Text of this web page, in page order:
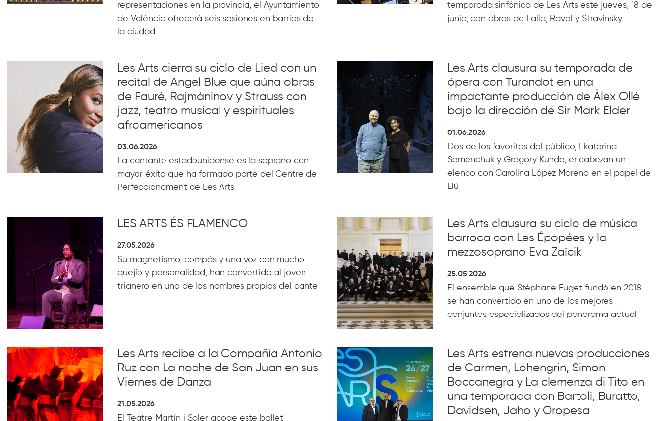
representaciones en la provincia, el Ayuntamiento
de València ofrecerá seis sesiones en barrios de
la ciudad
temporada sinfónica de Les Arts este jueves, 18 de
junio, con obras de Falla, Ravel y Stravinsky
Les Arts cierra su ciclo de Lied con un
recital de Angel Blue que aúna obras
de Fauré, Rajmáninov y Strauss con
jazz, teatro musical y espirituales
afroamericanos
03.06.2026
La cantante estadounidense es la soprano con
mayor éxito que ha formado parte del Centre de
Perfeccionament de Les Arts
Les Arts clausura su temporada de
ópera con Turandot en una
impactante producción de Àlex Ollé
bajo la dirección de Sir Mark Elder
01.06.2026
Dos de los favoritos del público, Ekaterina
Semenchuk y Gregory Kunde, encabezan un
elenco con Carolina López Moreno en el papel de
Liù
LES ARTS ÉS FLAMENCO
27.05.2026
Su magnetismo, compás y una voz con mucho
quejío y personalidad, han convertido al joven
trianero en uno de los nombres propios del cante
Les Arts clausura su ciclo de música
barroca con Les Épopées y la
mezzosoprano Eva Zaïcik
25.05.2026
El ensemble que Stéphane Fuget fundó en 2018
se han convertido en uno de los mejores
conjuntos especializados del panorama actual
Les Arts recibe a la Compañía Antonio
Ruz con La noche de San Juan en sus
Viernes de Danza
21.05.2026
El Teatre Martín i Soler acoge este ballet
Les Arts estrena nuevas producciones
de Carmen, Lohengrin, Simon
Boccanegra y La clemenza di Tito en
una temporada con Bartoli, Buratto,
Davidsen, Jaho y Oropesa